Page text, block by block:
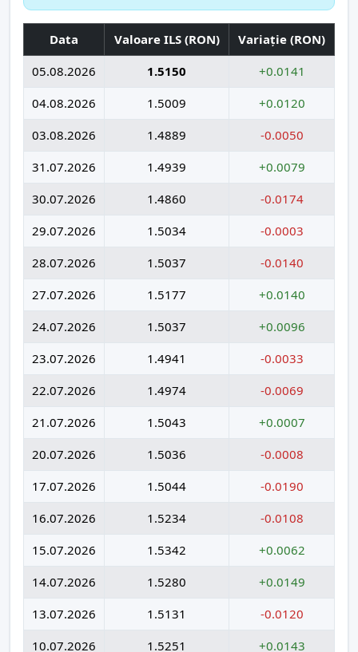
Data Valoare ILS (RON)
Variație (RON)
05.08.2026
1.5150
+0.0141
04.08.2026
1.5009
+0.0120
03.08.2026
1.4889
-0.0050
31.07.2026
1.4939
+0.0079
30.07.2026
1.4860
-0.0174
29.07.2026
1.5034
-0.0003
28.07.2026
1.5037
-0.0140
27.07.2026
1.5177
+0.0140
24.07.2026
1.5037
+0.0096
23.07.2026
1.4941
-0.0033
22.07.2026
1.4974
-0.0069
21.07.2026
1.5043
+0.0007
20.07.2026
1.5036
-0.0008
17.07.2026
1.5044
-0.0190
16.07.2026
1.5234
-0.0108
15.07.2026
1.5342
+0.0062
14.07.2026
1.5280
+0.0149
13.07.2026
1.5131
-0.0120
10.07.2026
1.5251 +0.0143